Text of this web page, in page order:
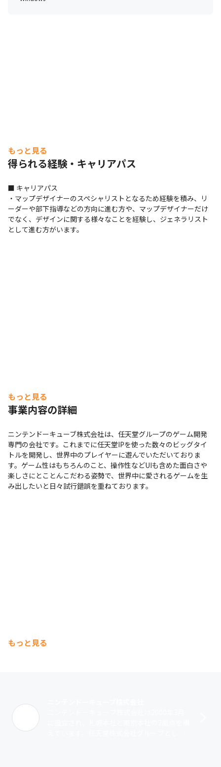
もっと見る
得られる経験・キャリアパス
■ キャリアパス
・マップデザイナーのスペシャリストとなるため経験を積み、リ
ーダーや部下指導などの方向に進む方や、マップデザイナーだけ
でなく、デザインに関する様々なことを経験し、ジェネラリスト
として進む方がいます。
もっと見る
事業内容の詳細
ニンテンドーキューブ株式会社は、任天堂グループのゲーム開発
専門の会社です。これまでに任天堂IPを使った数々のビッグタイ
トルを開発し、世界中のプレイヤーに遊んでいただいておりま
す。ゲーム性はもちろんのこと、操作性などUIも含めた面白さや
楽しさにとことんこだわる姿勢で、世界中に愛されるゲームを生
み出したいと日々試行錯誤を重ねております。
もっと見る